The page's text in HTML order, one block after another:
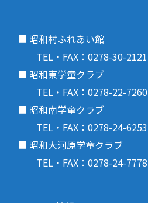
■ 昭和村ふれあい館
TEL・FAX：0278-30-2121
■ 昭和東学童クラブ
TEL・FAX：0278-22-7260
■ 昭和南学童クラブ
TEL・FAX：0278-24-6253
■ 昭和大河原学童クラブ
TEL・FAX：0278-24-7778